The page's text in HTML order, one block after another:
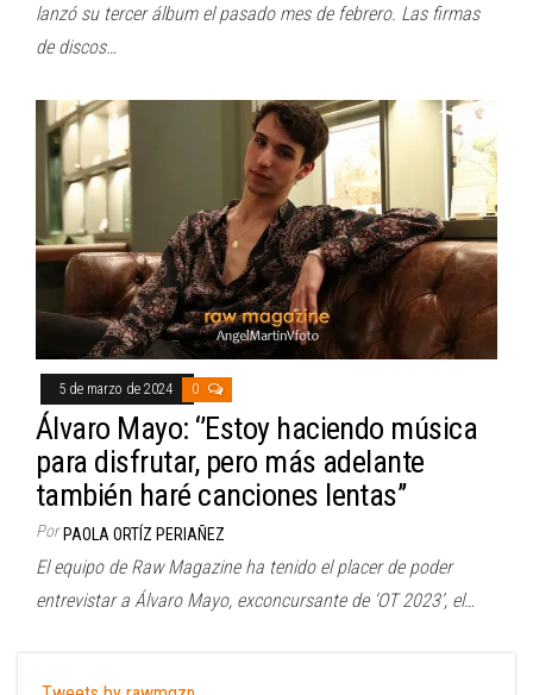
lanzó su tercer álbum el pasado mes de febrero. Las firmas
de discos…
5 de marzo de 2024 0
Álvaro Mayo: ‘’Estoy haciendo música
para disfrutar, pero más adelante
también haré canciones lentas’’
Por PAOLA ORTÍZ PERIAÑEZ
El equipo de Raw Magazine ha tenido el placer de poder
entrevistar a Álvaro Mayo, exconcursante de ‘OT 2023’, el…